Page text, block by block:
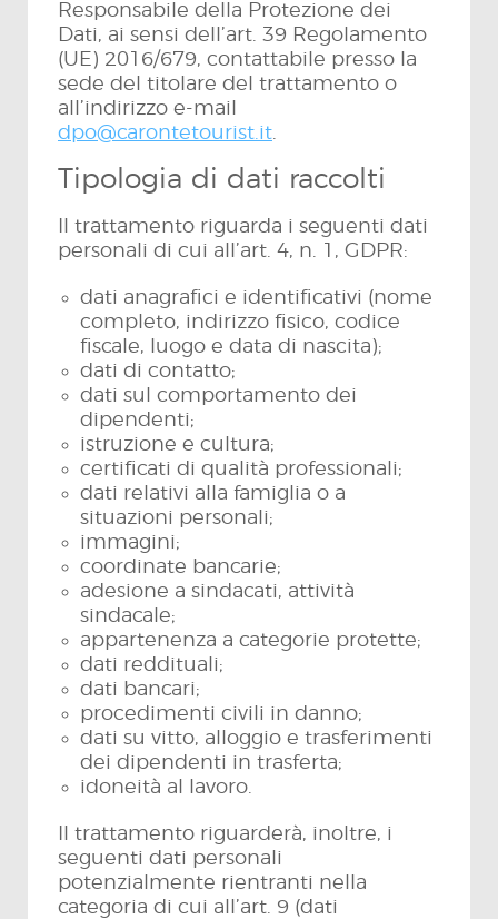
Responsabile della Protezione dei
Dati, ai sensi dell’art. 39 Regolamento
(UE) 2016/679, contattabile presso la
sede del titolare del trattamento o
all’indirizzo e-mail
dpo@carontetourist.it.
Tipologia di dati raccolti
Il trattamento riguarda i seguenti dati
personali di cui all’art. 4, n. 1, GDPR:
dati anagrafici e identificativi (nome
completo, indirizzo fisico, codice
fiscale, luogo e data di nascita);
dati di contatto;
dati sul comportamento dei
dipendenti;
istruzione e cultura;
certificati di qualità professionali;
dati relativi alla famiglia o a
situazioni personali;
immagini;
coordinate bancarie;
adesione a sindacati, attività
sindacale;
appartenenza a categorie protette;
dati reddituali;
dati bancari;
procedimenti civili in danno;
dati su vitto, alloggio e trasferimenti
dei dipendenti in trasferta;
idoneità al lavoro.
Il trattamento riguarderà, inoltre, i
seguenti dati personali
potenzialmente rientranti nella
categoria di cui all’art. 9 (dati